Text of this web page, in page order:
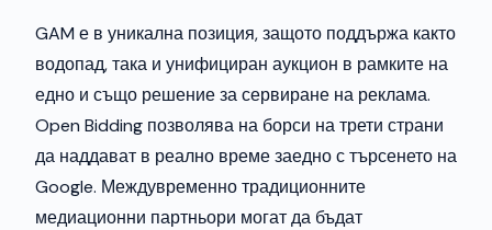
GAM е в уникална позиция, защото поддържа както
водопад, така и унифициран аукцион в рамките на
едно и също решение за сервиране на реклама.
Open Bidding позволява на борси на трети страни
да наддават в реално време заедно с търсенето на
Google. Междувременно традиционните
медиационни партньори могат да бъдат